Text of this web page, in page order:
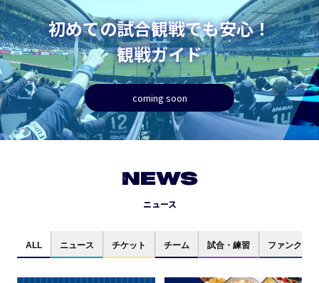
初めての試合観戦でも安心！
観戦ガイド
coming soon
NEWS
ニュース
ALL ニュース チケット チーム 試合・練習 ファンクラブ